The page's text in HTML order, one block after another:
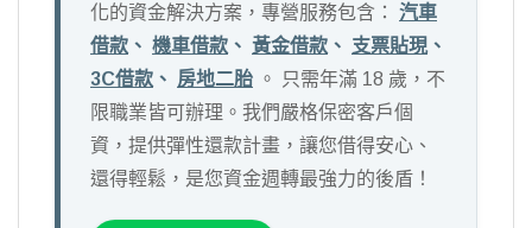
化的資金解決方案，專營服務包含： 汽車
借款 、 機車借款 、 黃金借款 、 支票貼現 、
3C借款 、 房地二胎 。 只需年滿 18 歲，不
限職業皆可辦理。我們嚴格保密客戶個
資，提供彈性還款計畫，讓您借得安心、
還得輕鬆，是您資金週轉最強力的後盾！